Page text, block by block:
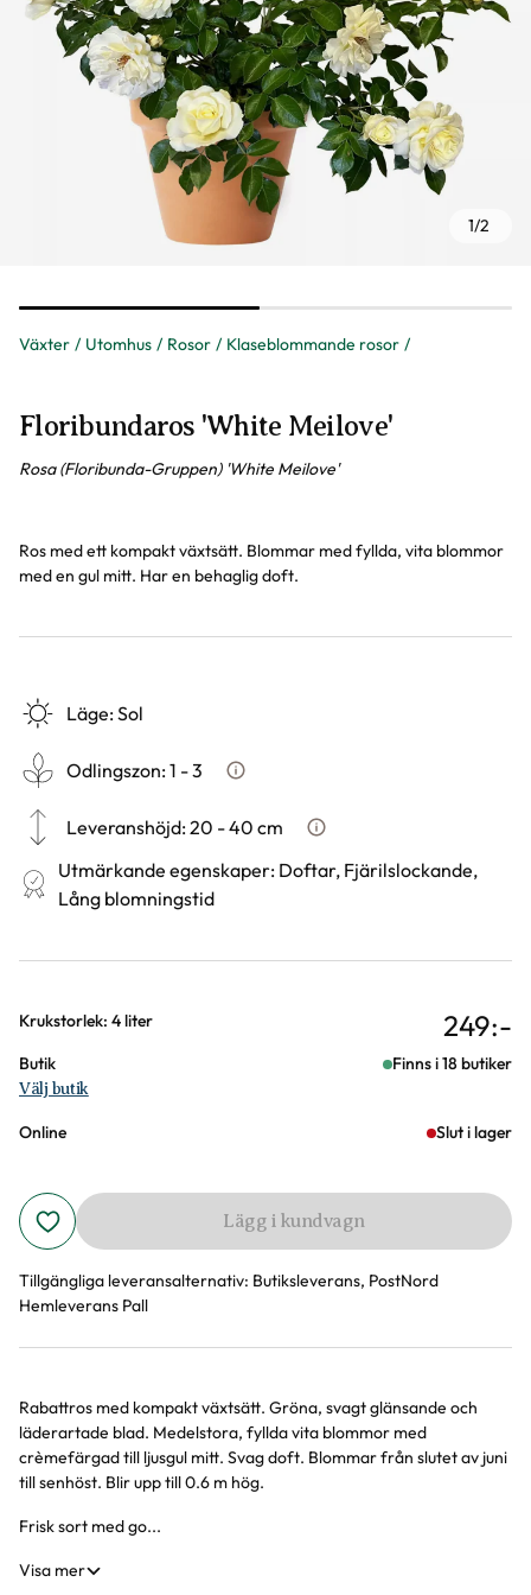
Växter Utomhus Rosor Klaseblommande rosor
1/2
Floribundaros 'White Meilove'
Rosa (Floribunda-Gruppen) 'White Meilove'
Ros med ett kompakt växtsätt. Blommar med fyllda, vita blommor
med en gul mitt. Har en behaglig doft.
Läge:Sol
Odlingszon:1 - 3 Vad är odlingszon?
Leveranshöjd:20 - 40 cm Hur vi mäter leveranshöjd på
Utmärkande egenskaper: Doftar, Fjärilslockande,
Lång blomningstid
Varianter
Krukstorlek: 4 liter 249:-
Butik Finns i 18 butiker
Välj butik
Online Slut i lager
Lägg i kundvagn
Tillgängliga leveransalternativ: Butiksleverans, PostNord
Hemleverans Pall
Produktinformation
Rabattros med kompakt växtsätt. Gröna, svagt glänsande och
läderartade blad. Medelstora, fyllda vita blommor med
crèmefärgad till ljusgul mitt. Svag doft. Blommar från slutet av juni
till senhöst. Blir upp till 0.6 m hög.
Frisk sort med go...
Visa mer